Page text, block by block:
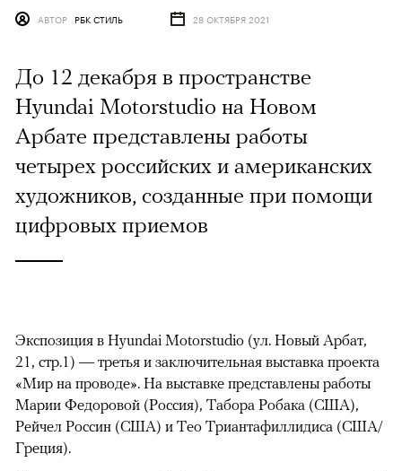
АВТОР РБК СТИЛЬ 28 ОКТЯБРЯ 2021
До 12 декабря в пространстве
Hyundai Motorstudio на Новом
Арбате представлены работы
четырех российских и американских
художников, созданные при помощи
цифровых приемов
Экспозиция в Hyundai Motorstudio (ул. Новый Арбат,
21, стр.1) — третья и заключительная выставка проекта
«Мир на проводе». На выставке представлены работы
Марии Федоровой (Россия), Табора Робака (США),
Рейчел Россин (США) и Тео Триантафиллидиса (США/
Греция).